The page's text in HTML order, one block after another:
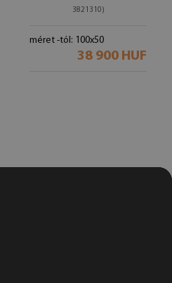
3821310)
méret -tól: 100x50
38 900 HUF